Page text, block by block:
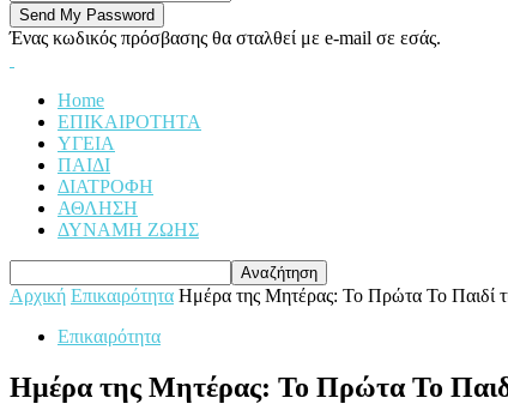
Ένας κωδικός πρόσβασης θα σταλθεί με e-mail σε εσάς.
Home
ΕΠΙΚΑΙΡΟΤΗΤΑ
ΥΓΕΙΑ
ΠΑΙΔΙ
ΔΙΑΤΡΟΦΗ
ΑΘΛΗΣΗ
ΔΥΝΑΜΗ ΖΩΗΣ
Αρχική Επικαιρότητα Ημέρα της Μητέρας: Το Πρώτα Το Παιδί
Επικαιρότητα
Ημέρα της Μητέρας: Το Πρώτα Το